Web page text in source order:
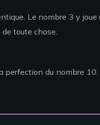
Le nombre 3 y
toute chose.
du nombre